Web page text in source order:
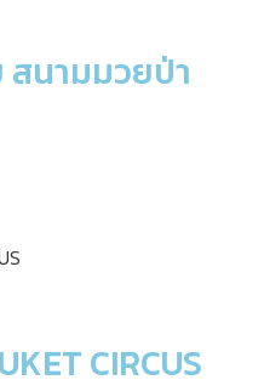
สนามมวยป่า
CIRCUS